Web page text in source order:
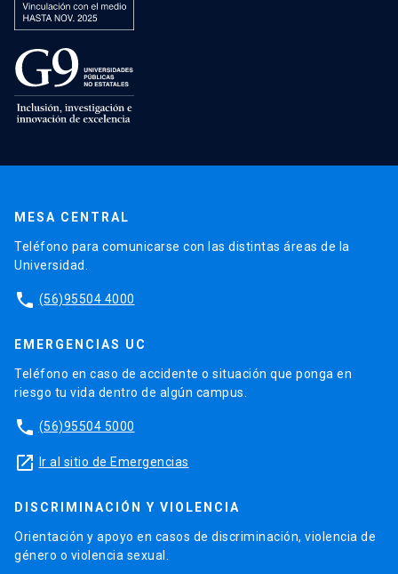
MESA CENTRAL
Teléfono para comunicarse con las distintas áreas de la
Universidad.
phone (56)95504 4000
EMERGENCIAS UC
Teléfono en caso de accidente o situación que ponga en
riesgo tu vida dentro de algún campus.
phone (56)95504 5000
launch Ir al sitio de Emergencias
DISCRIMINACIÓN Y VIOLENCIA
Orientación y apoyo en casos de discriminación, violencia de
género o violencia sexual.